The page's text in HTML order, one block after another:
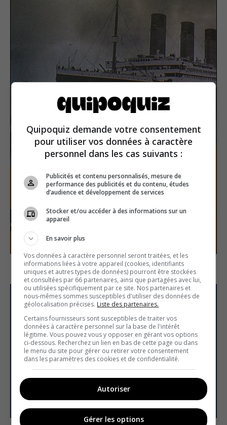
The Titanic
History
Subscribe to our
newsletter
Email address
SUBSCRIBE
Quipoquiz demande votre consentement
pour utiliser vos données à caractère
personnel dans les cas suivants :
Publicités et contenu personnalisés, mesure de
performance des publicités et du contenu, études
d’audience et développement de services
Stocker et/ou accéder à des informations sur un
appareil
En savoir plus
Vos données à caractère personnel seront traitées, et les
informations liées à votre appareil (cookies, identifiants
uniques et autres types de données) pourront être stockées
et consultées par 66 partenaires, ainsi que partagées avec lui,
ou utilisées spécifiquement par ce site. Nos partenaires et
nous-mêmes sommes susceptibles d'utiliser des données de
géolocalisation précises. Liste des partenaires.
Certains fournisseurs sont susceptibles de traiter vos
données à caractère personnel sur la base de l'intérêt
légitime. Vous pouvez vous y opposer en gérant vos options
ci-dessous. Recherchez un lien en bas de cette page ou dans
le menu du site pour gérer ou retirer votre consentement
dans les paramètres des cookies et de confidentialité.
Autoriser
Gérer les options